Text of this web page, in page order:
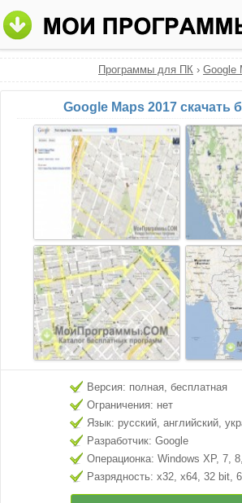
Программы для ПК › Google
Google Maps 2017 скачать
Версия: полная, бесплатная
Ограничения: нет
Язык: русский, английский,
Разработчик: Google
Операционка: Windows XP, 7,
Разрядность: x32, x64, 32 bit,